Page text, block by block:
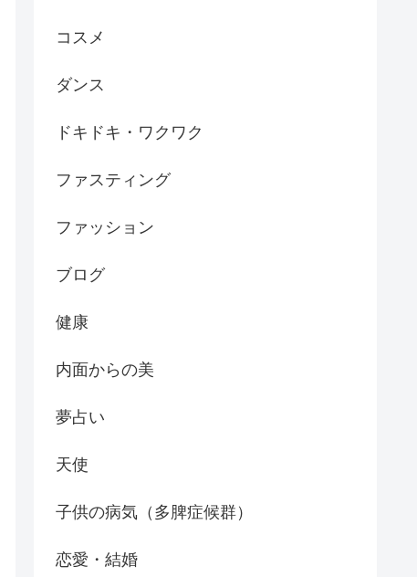
コスメ
ダンス
ドキドキ・ワクワク
ファスティング
ファッション
ブログ
健康
内面からの美
夢占い
天使
子供の病気（多脾症候群）
恋愛・結婚